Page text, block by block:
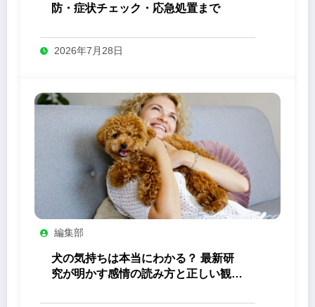
防・症状チェック・応急処置まで
2026年7月28日
編集部
犬の気持ちは本当にわかる？ 最新研
究が明かす感情の読み方と正しい観察